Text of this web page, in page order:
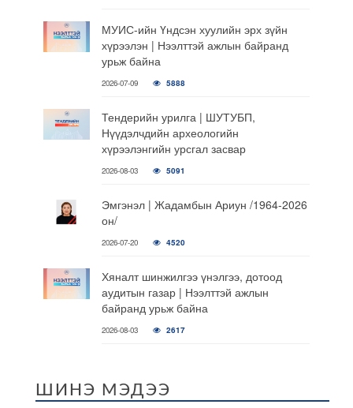
МУИС-ийн Үндсэн хуулийн эрх зүйн
хүрээлэн | Нээлттэй ажлын байранд
урьж байна
2026-07-09 5888
Тендерийн урилга | ШУТУБП,
Нүүдэлчдийн археологийн
хүрээлэнгийн урсгал засвар
2026-08-03 5091
Эмгэнэл | Жадамбын Ариун /1964-2026
он/
2026-07-20 4520
Хяналт шинжилгээ үнэлгээ, дотоод
аудитын газар | Нээлттэй ажлын
байранд урьж байна
2026-08-03 2617
ШИНЭ МЭДЭЭ